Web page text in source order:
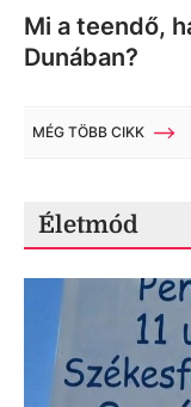
Mi a teendő,
Dunában?
MÉG TÖBB CIKK
Életmód